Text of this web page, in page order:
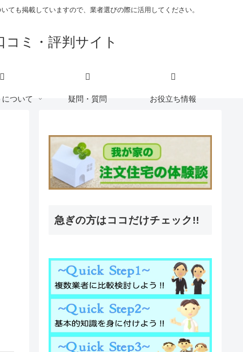
ても掲載していますので、業者選びの際に活用してください。
ミ・評判サイト
ついて 疑問・質問 お役立ち情報
急ぎの方はココだけチェック!!